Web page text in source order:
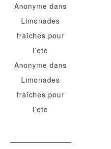
Anonyme dans
Limonades
fraîches pour
l’été
Anonyme dans
Limonades
fraîches pour
l’été